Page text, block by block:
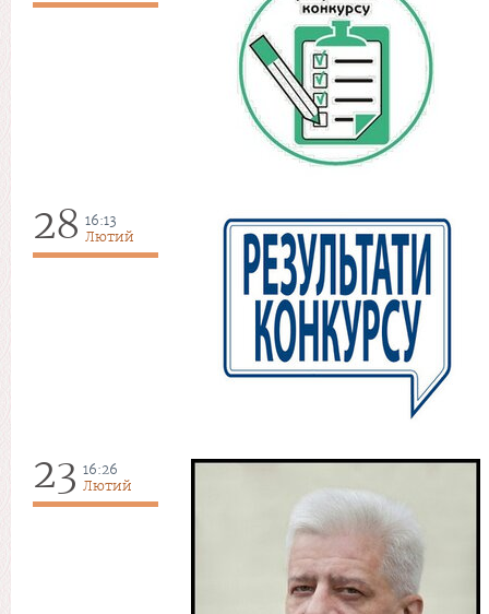
28 16:13
Лютий
23 16:26
Лютий